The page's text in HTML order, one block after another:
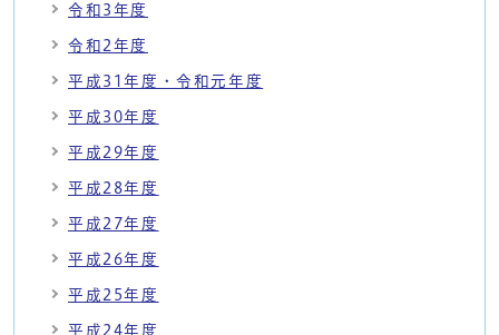
令和3年度
令和2年度
平成31年度・令和元年度
平成30年度
平成29年度
平成28年度
平成27年度
平成26年度
平成25年度
平成24年度